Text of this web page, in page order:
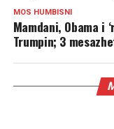
MOS HUMBISNI
Mamdani, Obama i
Trumpin; 3